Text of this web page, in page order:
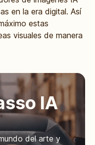
en la era digital. Así
estas
visuales de manera
IA
del arte y